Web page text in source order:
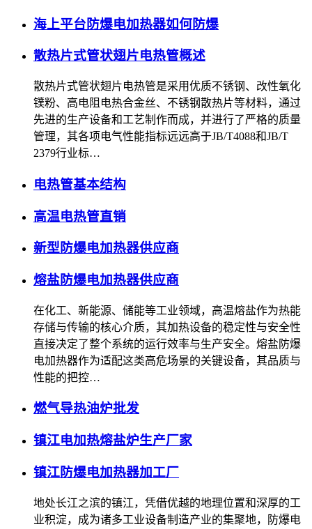
海上平台防爆电加热器如何防爆
散热片式管状翅片电热管概述
散热片式管状翅片电热管是采用优质不锈钢、改性氧化
镤粉、高电阻电热合金丝、不锈钢散热片等材料，通过
先进的生产设备和工艺制作而成，并进行了严格的质量
管理，其各项电气性能指标远远高于JB/T4088和JB/T
2379行业标…
电热管基本结构
高温电热管直销
新型防爆电加热器供应商
熔盐防爆电加热器供应商
在化工、新能源、储能等工业领域，高温熔盐作为热能
存储与传输的核心介质，其加热设备的稳定性与安全性
直接决定了整个系统的运行效率与生产安全。熔盐防爆
电加热器作为适配这类高危场景的关键设备，其品质与
性能的把控…
燃气导热油炉批发
镇江电加热熔盐炉生产厂家
镇江防爆电加热器加工厂
地处长江之滨的镇江，凭借优越的地理位置和深厚的工
业积淀，成为诸多工业设备制造产业的集聚地，防爆电